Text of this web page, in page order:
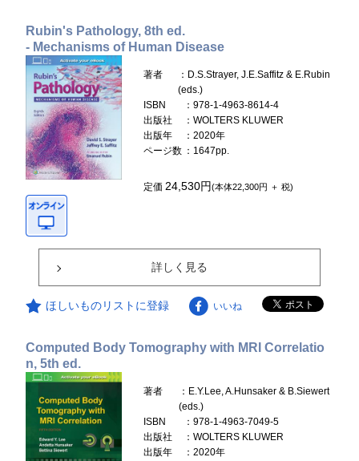
Rubin's Pathology, 8th ed.
- Mechanisms of Human Disease
著者
：D.S.Strayer, J.E.Saffitz & E.Rubin
(eds.)
ISBN
：978-1-4963-8614-4
出版社
：WOLTERS KLUWER
出版年
：2020年
ページ数 ：1647pp.
定価24,530円(本体22,300円 ＋ 税)
詳しく見る
ほしいものリストに登録 いいね
Computed Body Tomography with MRI Correlatio
n, 5th ed.
著者
：E.Y.Lee, A.Hunsaker & B.Siewert
(eds.)
ISBN
：978-1-4963-7049-5
出版社
：WOLTERS KLUWER
出版年
：2020年